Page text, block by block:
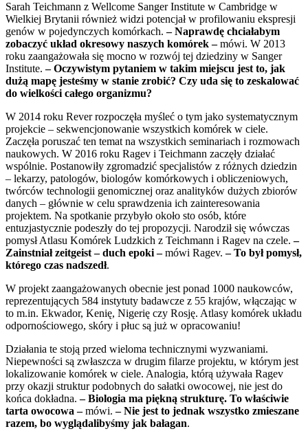
Sarah Teichmann z Wellcome Sanger Institute w Cambridge w
Wielkiej Brytanii również widzi potencjał w profilowaniu ekspresji
genów w pojedynczych komórkach.– Naprawdę chciałabym
zobaczyć układ okresowy naszych komórek –mówi. W 2013
roku zaangażowała się mocno w rozwój tej dziedziny w Sanger
Institute.– Oczywistym pytaniem w takim miejscu jest to, jak
dużą mapę jesteśmy w stanie zrobić? Czy uda się to zeskalować
do wielkości całego organizmu?
W 2014 roku Rever rozpoczęła myśleć o tym jako systematycznym
projekcie – sekwencjonowanie wszystkich komórek w ciele.
Zaczęła poruszać ten temat na wszystkich seminariach i rozmowach
naukowych. W 2016 roku Ragev i Teichmann zaczęły działać
wspólnie. Postanowiły zgromadzić specjalistów z różnych dziedzin
– lekarzy, patologów, biologów komórkowych i obliczeniowych,
twórców technologii genomicznej oraz analityków dużych zbiorów
danych – głównie w celu sprawdzenia ich zainteresowania
projektem. Na spotkanie przybyło około sto osób, które
entuzjastycznie podeszły do tej propozycji. Narodził się wówczas
pomysł Atlasu Komórek Ludzkich z Teichmann i Ragev na czele.–
Zainstniał zeitgeist – duch epoki –mówi Ragev.– To był pomysł,
którego czas nadszedł.
W projekt zaangażowanych obecnie jest ponad 1000 naukowców,
reprezentujących 584 instytuty badawcze z 55 krajów, włączając w
to m.in. Ekwador, Kenię, Nigerię czy Rosję. Atlasy komórek układu
odpornościowego, skóry i płuc są już w opracowaniu!
Działania te stoją przed wieloma technicznymi wyzwaniami.
Niepewności są zwłaszcza w drugim filarze projektu, w którym jest
lokalizowanie komórek w ciele. Analogia, którą używała Ragev
przy okazji struktur podobnych do sałatki owocowej, nie jest do
końca dokładna.– Biologia ma piękną strukturę. To właściwie
tarta owocowa –mówi.– Nie jest to jednak wszystko zmieszane
razem, bo wyglądalibyśmy jak bałagan.